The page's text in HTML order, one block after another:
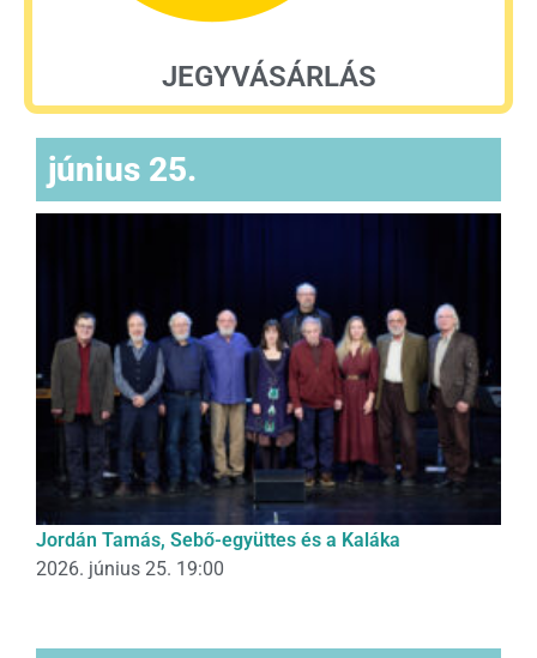
JEGYVÁSÁRLÁS
június 25.
Jordán Tamás, Sebő-együttes és a Kaláka
2026. június 25. 19:00